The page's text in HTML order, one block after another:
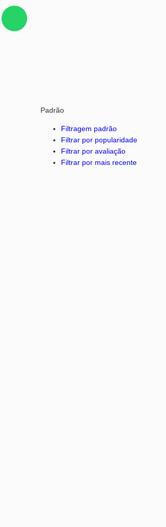
Padrão
Filtragem padrão
Filtrar por popularidade
Filtrar por avaliação
Filtrar por mais recente